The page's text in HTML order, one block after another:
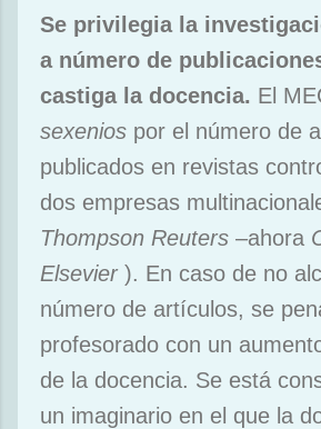
Se privilegia la
a número de
castiga la docencia. El
sexenios por el número de
publicados en revistas
dos empresas
Thompson Reuters –ahora
Elsevier ). En caso de no
número de artículos, se
profesorado con un
de la docencia. Se está
un imaginario en el que la